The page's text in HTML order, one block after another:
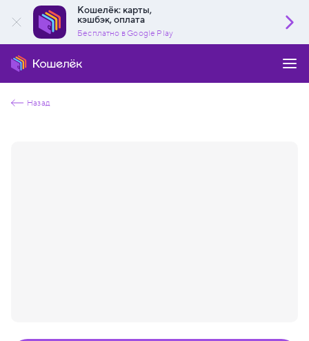
Кошелёк: карты,
кэшбэк, оплата
Бесплатно в Google Play
Назад